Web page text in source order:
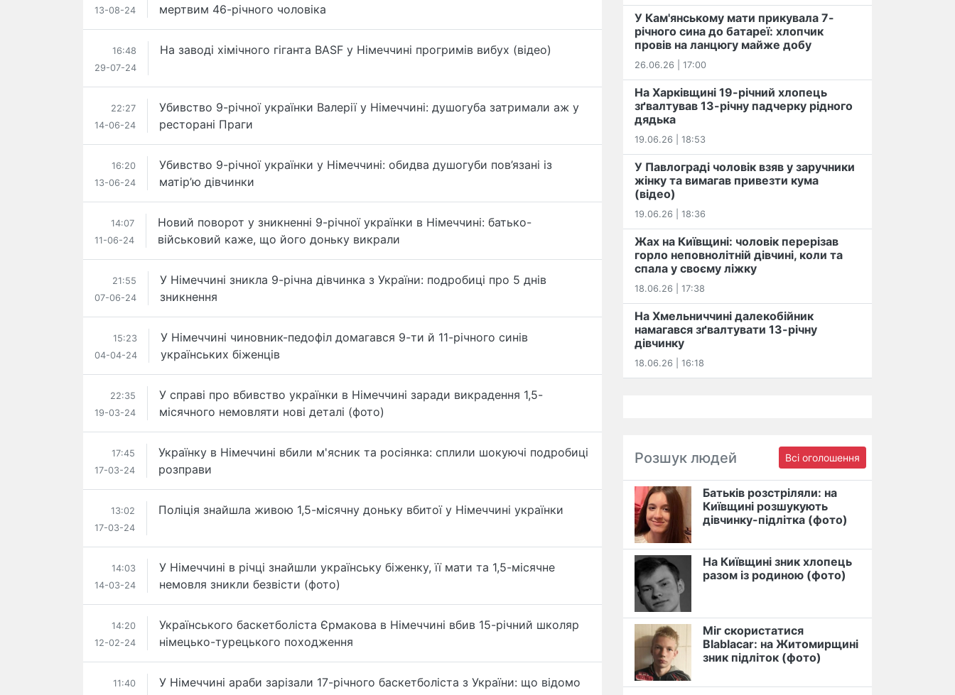
13-08-24
мертвим 46-річного чоловіка
16:48
29-07-24
На заводі хімічного гіганта BASF у Німеччині прогримів вибух (відео)
22:27
14-06-24
Убивство 9-річної українки Валерії у Німеччині: душогуба затримали аж у
ресторані Праги
16:20
13-06-24
Убивство 9-річної українки у Німеччині: обидва душогуби пов’язані із
матір’ю дівчинки
14:07
11-06-24
Новий поворот у зникненні 9-річної українки в Німеччині: батько-
військовий каже, що його доньку викрали
21:55
07-06-24
У Німеччині зникла 9-річна дівчинка з України: подробиці про 5 днів
зникнення
15:23
04-04-24
У Німеччині чиновник-педофіл домагався 9-ти й 11-річного синів
українських біженців
22:35
19-03-24
У справі про вбивство українки в Німеччині заради викрадення 1,5-
місячного немовляти нові деталі (фото)
17:45
17-03-24
Українку в Німеччині вбили м'ясник та росіянка: сплили шокуючі подробиці
розправи
13:02
17-03-24
Поліція знайшла живою 1,5-місячну доньку вбитої у Німеччині українки
14:03
14-03-24
У Німеччині в річці знайшли українську біженку, її мати та 1,5-місячне
немовля зникли безвісти (фото)
14:20
12-02-24
Українського баскетболіста Єрмакова в Німеччині вбив 15-річний школяр
німецько-турецького походження
11:40 У Німеччині араби зарізали 17-річного баскетболіста з України: що відомо
У Кам'янському мати прикувала 7-
річного сина до батареї: хлопчик
провів на ланцюгу майже добу
26.06.26 | 17:00
На Харківщині 19-річний хлопець​
️зґвалтував 13-річну падчерку рідного
дядька
19.06.26 | 18:53
У Павлограді чоловік взяв у заручники
жінку та вимагав привезти кума
(відео)
19.06.26 | 18:36
Жах на Київщині: чоловік перерізав
горло неповнолітній дівчині, коли та
спала у своєму ліжку
18.06.26 | 17:38
На Хмельниччині далекобійник
намагався зґвалтувати 13-річну
дівчинку
18.06.26 | 16:18
Розшук людей Всі оголошення
Батьків розстріляли: на
Київщині розшукують
дівчинку-підлітка (фото)
На Київщині зник хлопець
разом із родиною (фото)
Міг скористатися
Blablacar: на Житомирщині
зник підліток (фото)